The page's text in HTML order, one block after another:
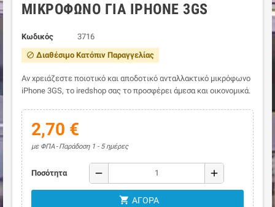
ΜΙΚΡΌΦΩΝΟ ΓΙΑ IPHONE 3GS
Κωδικός 3716
block Διαθέσιμο Κατόπιν Παραγγελίας
Αν χρειάζεστε ποιοτικό και αποδοτικό ανταλλακτικό μικρόφωνο
iPhone 3GS, το iredshop σας το προσφέρει άμεσα και οικονομικά.
2,70 €
με ΦΠΑ Παράδοση 1 - 5 ημέρες
Ποσότητα remove add
shopping_cart ΑΓΟΡΆ